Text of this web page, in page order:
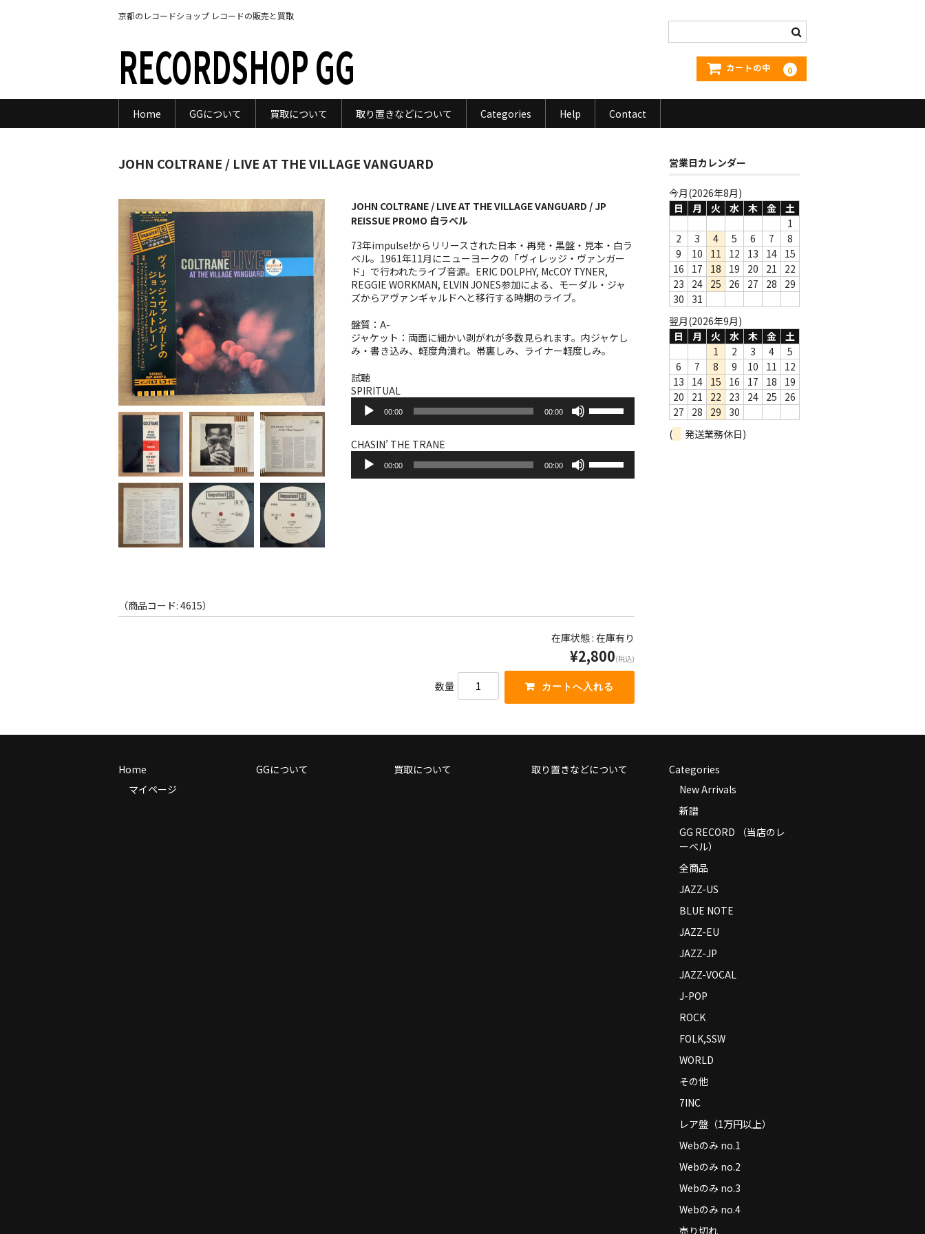
京都のレコードショップ レコードの販売と買取
RECORDSHOP GG カートの中 0
Home GGについて 買取について 取り置きなどについて Categories Help Contact
JOHN COLTRANE / LIVE AT THE VILLAGE VANGUARD
JOHN COLTRANE / LIVE AT THE VILLAGE VANGUARD / JP
REISSUE PROMO 白ラベル
73年impulse!からリリースされた日本・再発・黒盤・見本・白ラ
ベル。1961年11月にニューヨークの「ヴィレッジ・ヴァンガー
ド」で行われたライブ音源。ERIC DOLPHY, McCOY TYNER,
REGGIE WORKMAN, ELVIN JONES参加による、モーダル・ジャ
ズからアヴァンギャルドへと移行する時期のライブ。
盤質：A-
ジャケット：両面に細かい剥がれが多数見られます。内ジャケし
み・書き込み、軽度角潰れ。帯裏しみ、ライナー軽度しみ。
試聴
SPIRITUAL
プ
レ
ー
ー
00:00 00:00
リ
調
節
て
く
だ
い。
CHASIN’ THE TRANE
プ
00:00 00:00
リ
ー
を
使
て
く
（商品コード: 4615）
在庫状態 : 在庫有り
¥2,800(税込)
数量
営業日カレンダー
今月(2026年8月)
日
月 火 水 木 金
土
1
2
3 4 5 6 7
8
9
10 11 12 13 14 15
16
17 18 19 20 21
22
23
24 25 26 27 28
29
30
31
翌月(2026年9月)
日
月 火 水 木 金
土
1
2 3 4
5
6
7 8 9 10 11
12
13
14 15 16 17 18
19
20
21 22 23 24 25
26
27
28 29
30
(
発送業務休日)
Home
マイページ
GGについて 買取について 取り置きなどについて
Categories
New Arrivals
新譜
GG RECORD （当店のレ
ーベル）
全商品
JAZZ-US
BLUE NOTE
JAZZ-EU
JAZZ-JP
JAZZ-VOCAL
J-POP
ROCK
FOLK,SSW
WORLD
その他
7INC
レア盤（1万円以上）
Webのみ no.1
Webのみ no.2
Webのみ no.3
Webのみ no.4
売り切れ